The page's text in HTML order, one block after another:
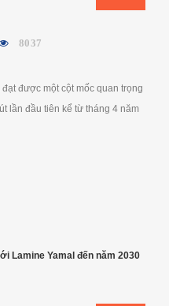
8037
được một cột mốc quan trọng
lần đầu tiên kể từ tháng 4 năm